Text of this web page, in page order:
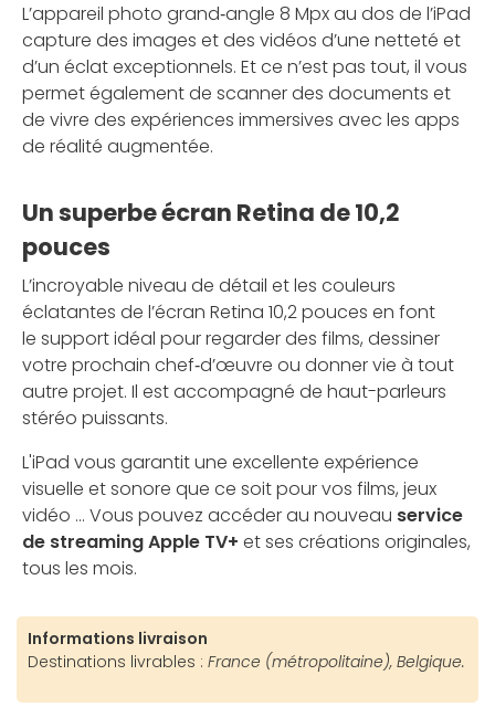
L’appareil photo grand‑angle 8 Mpx au dos de l’iPad
capture des images et des vidéos d’une netteté et
d’un éclat exceptionnels. Et ce n’est pas tout, il vous
permet également de scanner des documents et
de vivre des expériences immersives avec les apps
de réalité augmentée.
Un superbe écran Retina de 10,2
pouces
L’incroyable niveau de détail et les couleurs
éclatantes de l’écran Retina 10,2 pouces en font
le support idéal pour regarder des films, dessiner
votre prochain chef‑d’œuvre ou donner vie à tout
autre projet. Il est accompagné de haut-parleurs
stéréo puissants.
L'iPad vous garantit une excellente expérience
visuelle et sonore que ce soit pour vos films, jeux
vidéo ... Vous pouvez accéder au nouveau service
de streaming Apple TV+ et ses créations originales,
tous les mois.
Informations livraison
Destinations livrables : France (métropolitaine), Belgique.